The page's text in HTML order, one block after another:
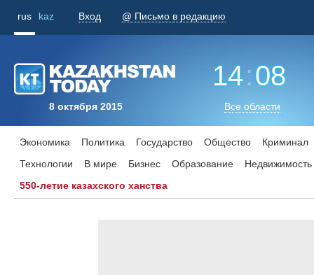
rus kaz Вход @ Письмо в редакцию
8 октября 2015
14:08
Все области
Экономика Политика Государство Общество
Криминал
Технологии
В мире Бизнес Образование
Недвижимость
550-летие казахского ханства